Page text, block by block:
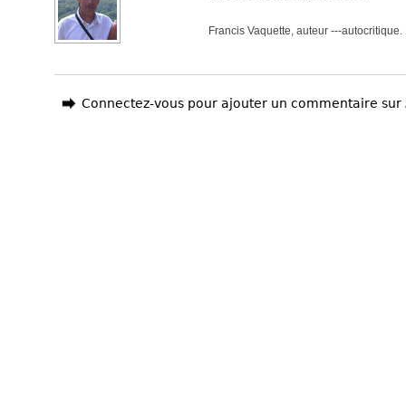
Francis Vaquette, auteur ---autocritique.
Connectez-vous pour ajouter un commentaire sur